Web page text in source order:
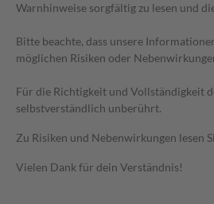
Warnhinweise sorgfältig zu lesen und
Bitte beachte, dass unsere
möglichen Risiken oder
Für die Richtigkeit und Vollständigkeit
selbstverständlich unberührt.
Zu Risiken und Nebenwirkungen lesen
Vielen Dank für dein Verständnis!